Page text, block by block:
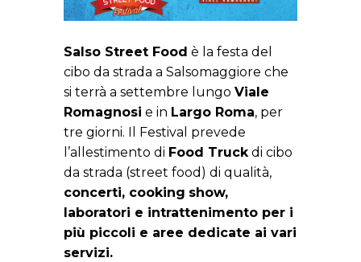
Salso Street Food è la festa del
cibo da strada a Salsomaggiore che
si terrà a settembre lungo Viale
Romagnosi e in Largo Roma, per
tre giorni. Il Festival prevede
l’allestimento di Food Truckdi cibo
da strada (street food) di qualità,
concerti, cooking show,
laboratori e intrattenimento per i
più piccoli e aree dedicate ai vari
servizi.